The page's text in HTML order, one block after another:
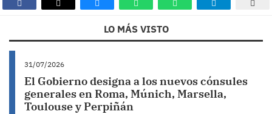
LO MÁS VISTO
31/07/2026
El Gobierno designa a los nuevos cónsules
generales en Roma, Múnich, Marsella,
Toulouse y Perpiñán